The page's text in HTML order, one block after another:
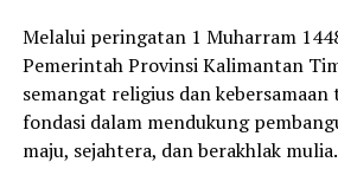
Melalui peringatan 1 Muharram
Pemerintah Provinsi Kalimantan
semangat religius dan kebersamaan
fondasi dalam mendukung
maju, sejahtera, dan berakhlak mulia.